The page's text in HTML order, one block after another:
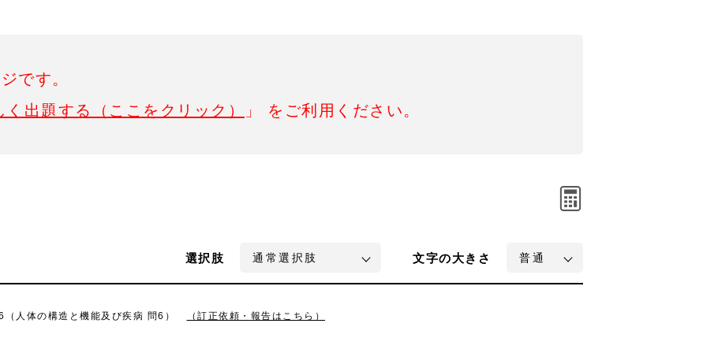
です。
く出題する（ここをクリック） 」 をご利用ください。
選択肢 文字の大きさ
人体の構造と機能及び疾病 問6） （訂正依頼・報告はこちら）